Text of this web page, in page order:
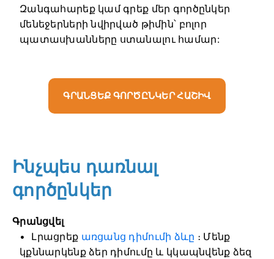
Զանգահարեք կամ գրեք մեր գործընկեր
մենեջերների նվիրված թիմին՝ բոլոր
պատասխանները ստանալու համար:
ԳՐԱՆՑԵՔ ԳՈՐԾԸՆԿԵՐ ՀԱՇԻՎ
Ինչպես դառնալ
գործընկեր
Գրանցվել
Լրացրեք առցանց դիմումի ձևը ։ Մենք
կքննարկենք ձեր դիմումը և կկապնվենք ձեզ